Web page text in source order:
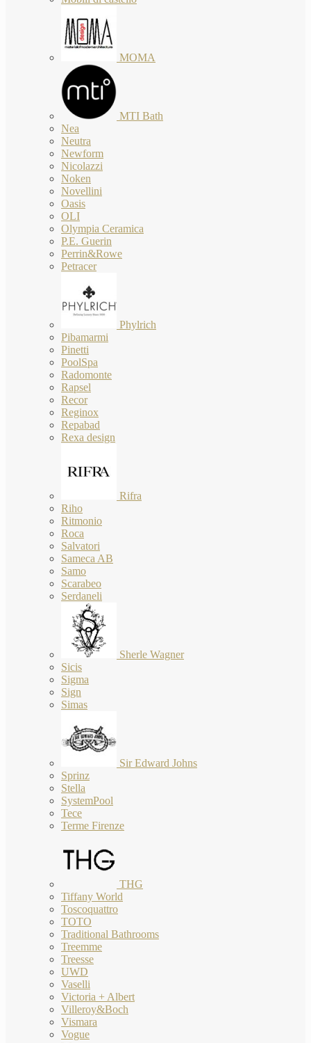
MOMA
MTI Bath
Nea
Neutra
Newform
Nicolazzi
Noken
Novellini
Oasis
OLI
Olympia Ceramica
P.E. Guerin
Perrin&Rowe
Petracer
Phylrich
Pibamarmi
Pinetti
PoolSpa
Radomonte
Rapsel
Recor
Reginox
Repabad
Rexa design
Rifra
Riho
Ritmonio
Roca
Salvatori
Sameca AB
Samo
Scarabeo
Serdaneli
Sherle Wagner
Sicis
Sigma
Sign
Simas
Sir Edward Johns
Sprinz
Stella
SystemPool
Tece
Terme Firenze
THG
Tiffany World
Toscoquattro
TOTO
Traditional Bathrooms
Treemme
Treesse
UWD
Vaselli
Victoria + Albert
Villeroy&Boch
Vismara
Vogue